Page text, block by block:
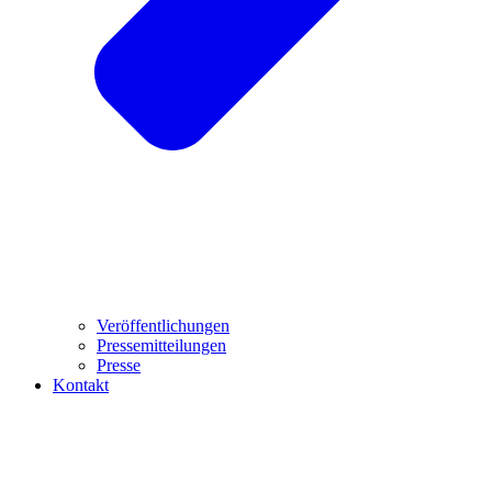
Veröffentlichungen
Pressemitteilungen
Presse
Kontakt